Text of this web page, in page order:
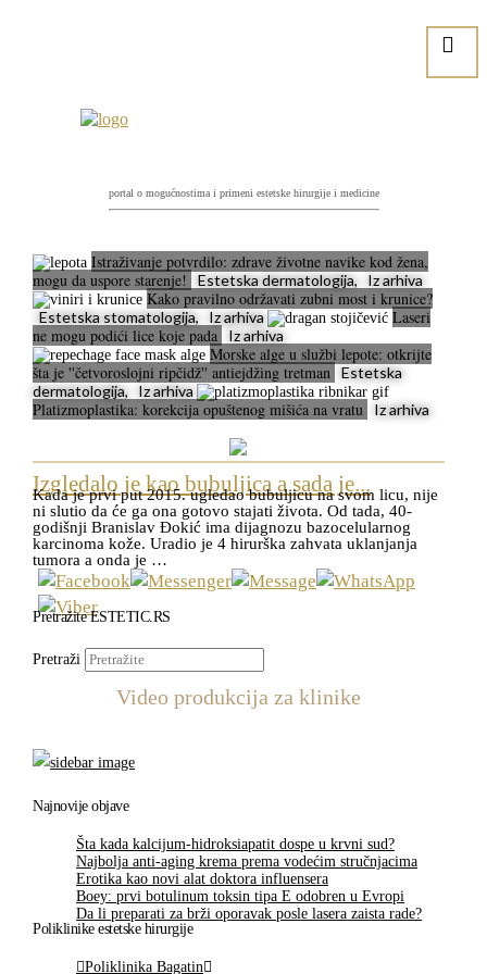
portal o mogućnostima i primeni estetske hirurgije i medicine
Istraživanje potvrdilo: zdrave životne navike kod žena,
mogu da uspore starenje!
Estetska dermatologija, Iz arhiva
Kako pravilno održavati zubni most i krunice?
Estetska stomatologija, Iz arhiva
Laseri
ne mogu podići lice koje pada
Iz arhiva
Morske alge u službi lepote: otkrijte
šta je ''četvoroslojni ripčidž'' antiejdžing tretman Estetska
dermatologija, Iz arhiva
Platizmoplastika: korekcija opuštenog mišića na vratu Iz arhiva
Izgledalo je kao bubuljica a sada je...
Kada je prvi put 2015. ugledao bubuljicu na svom licu, nije
ni slutio da će ga ona gotovo stajati života. Od tada, 40-
godišnji Branislav Đokić ima dijagnozu bazocelularnog
karcinoma kože. Uradio je 4 hirurška zahvata uklanjanja
tumora a onda je …
Pretražite ESTETIC.RS
Pretraži
Video produkcija za klinike
Najnovije objave
Šta kada kalcijum-hidroksiapatit dospe u krvni sud?
Najbolja anti-aging krema prema vodećim stručnjacima
Erotika kao novi alat doktora influensera
Boey: prvi botulinum toksin tipa E odobren u Evropi
Da li preparati za brži oporavak posle lasera zaista rade?
Poliklinike estetske hirurgije
Poliklinika Bagatin